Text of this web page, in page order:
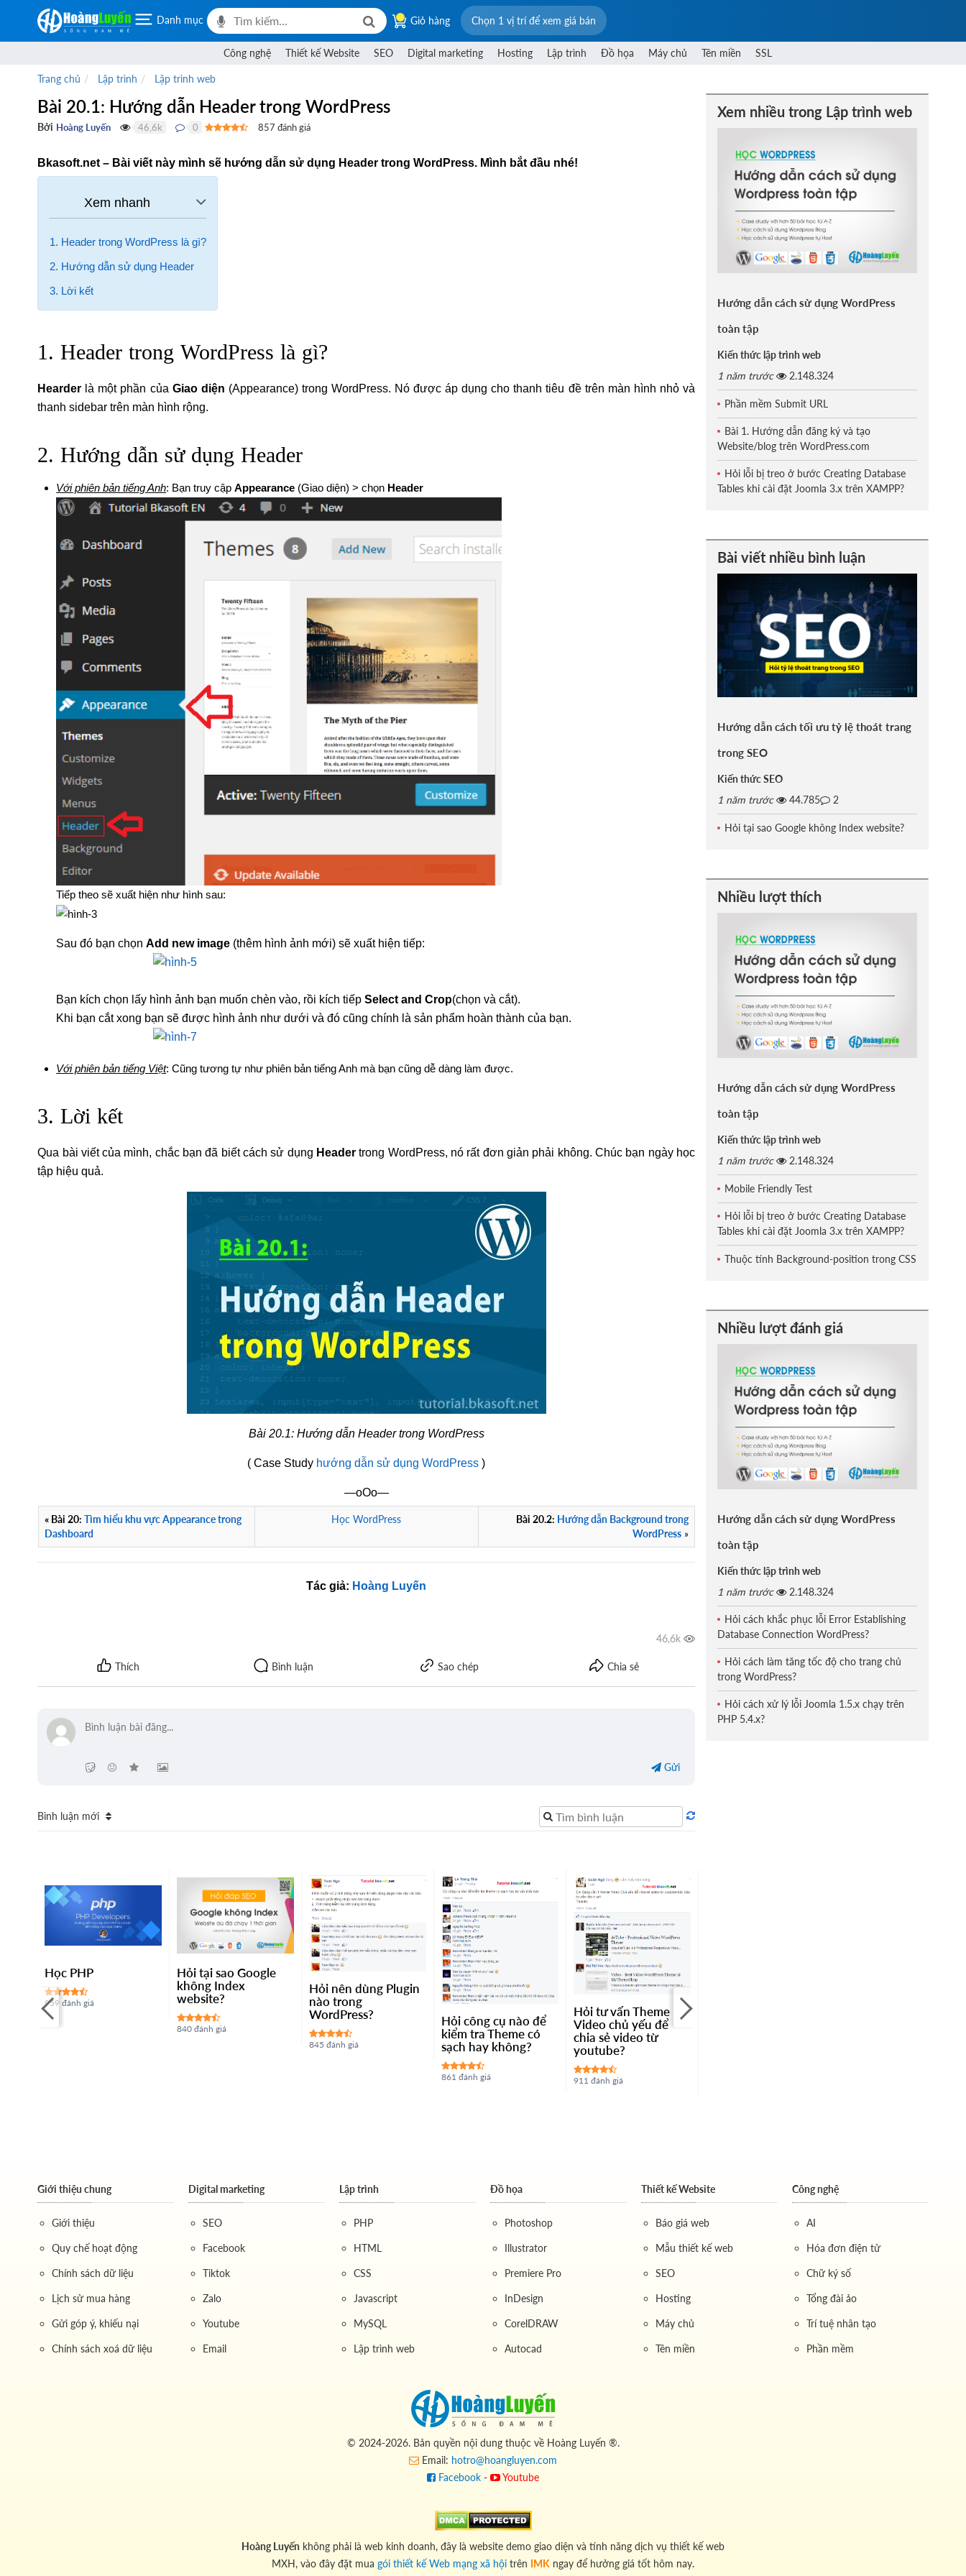
Danh mục Giỏ hàng Chọn 1 vị trí để xem giá bán
Công nghệ Thiết kế Website SEO Digital marketing Hosting Lập trình Đồ họa Máy chủ Tên miền SSL
Trang chủ Lập trình Lập trình web
Bài 20.1: Hướng dẫn Header trong WordPress
Bởi Hoàng Luyến 46,6k 0 857 đánh giá
Bkasoft.net – Bài viết này mình sẽ hướng dẫn sử dụng Header trong WordPress. Mình bắt đầu nhé!
1. Header trong WordPress là gì?
2. Hướng dẫn sử dụng Header
3. Lời kết
1. Header trong WordPress là gì?
Hearder là một phần của Giao diện (Appearance) trong WordPress. Nó được áp dụng cho thanh tiêu đề trên màn hình nhỏ và
thanh sidebar trên màn hình rộng.
2. Hướng dẫn sử dụng Header
Với phiên bản tiếng Anh: Bạn truy cậpAppearance (Giao diện) > chọn Header
Tiếp theo sẽ xuất hiện như hình sau:
Sau đó bạn chọnAdd new image (thêm hình ảnh mới) sẽ xuất hiện tiếp:
Bạn kích chọn lấy hình ảnh bạn muốn chèn vào, rồi kích tiếpSelect and Crop(chọn và cắt).
Khi bạn cắt xong bạn sẽ được hình ảnh như dưới và đó cũng chính là sản phẩm hoàn thành của bạn.
Với phiên bản tiếng Việt: Cũng tương tự như phiên bản tiếng Anh mà bạn cũng dễ dàng làm được.
3. Lời kết
Qua bài viết của mình, chắc bạn đã biết cách sử dụng Header trong WordPress, nó rất đơn giản phải không. Chúc bạn ngày học
tập hiệu quả.
Bài 20.1: Hướng dẫn Header trong WordPress
( Case Study hướng dẫn sử dụng WordPress )
—oOo—
« Bài 20: Tìm hiểu khu vực Appearance trong
Dashboard
Học WordPress Bài 20.2: Hướng dẫn Background trong
WordPress»
Tác giả: Hoàng Luyến
Gửi
Bình luận mới
Học PHP
959 đánh giá
Hỏi tại sao Google
không Index
website?
840 đánh giá
Hỏi nên dùng Plugin
nào trong
WordPress?
845 đánh giá
Hỏi công cụ nào để
kiểm tra Theme có
sạch hay không?
861 đánh giá
Hỏi tư vấn Theme
Video chủ yếu để
chia sẻ video từ
youtube?
911 đánh giá
Xem nhiều trong Lập trình web
Hướng dẫn cách sử dụng WordPress
toàn tập
Kiến thức lập trình web
1 năm trước
2.148.324
Phần mềm Submit URL
Bài 1. Hướng dẫn đăng ký và tạo
Website/blog trên WordPress.com
Hỏi lỗi bị treo ở bước Creating Database
Tables khi cài đặt Joomla 3.x trên XAMPP?
Bài viết nhiều bình luận
Hướng dẫn cách tối ưu tỷ lệ thoát trang
trong SEO
Kiến thức SEO
1 năm trước
44.785 2
Hỏi tại sao Google không Index website?
Nhiều lượt thích
Hướng dẫn cách sử dụng WordPress
toàn tập
Kiến thức lập trình web
1 năm trước
2.148.324
Mobile Friendly Test
Hỏi lỗi bị treo ở bước Creating Database
Tables khi cài đặt Joomla 3.x trên XAMPP?
Thuộc tính Background-position trong CSS
Nhiều lượt đánh giá
Hướng dẫn cách sử dụng WordPress
toàn tập
Kiến thức lập trình web
1 năm trước
2.148.324
Hỏi cách khắc phục lỗi Error Establishing
Database Connection WordPress?
Hỏi cách làm tăng tốc độ cho trang chủ
trong WordPress?
Hỏi cách xử lý lỗi Joomla 1.5.x chạy trên
PHP 5.4.x?
Giới thiệu chung
Giới thiệu
Quy chế hoạt động
Chính sách dữ liệu
Lịch sử mua hàng
Gửi góp ý, khiếu nại
Chính sách xoá dữ liệu
Digital marketing
SEO
Facebook
Tiktok
Zalo
Youtube
Email
Lập trình
PHP
HTML
CSS
Javascript
MySQL
Lập trình web
Đồ họa
Photoshop
Illustrator
Premiere Pro
InDesign
CorelDRAW
Autocad
Thiết kế Website
Báo giá web
Mẫu thiết kế web
SEO
Hosting
Máy chủ
Tên miền
Công nghệ
AI
Hóa đơn điện tử
Chữ ký số
Tổng đài ảo
Trí tuệ nhân tạo
Phần mềm
© 2024-2026. Bản quyền nội dung thuộc về Hoàng Luyến ®.
Email: hotro@hoangluyen.com
Facebook - Youtube
Hoàng Luyến không phải là web kinh doanh, đây là website demo giao diện và tính năng dịch vụ thiết kế web
MXH, vào đây đặt mua gói thiết kế Web mạng xã hội trên IMK ngay để hưởng giá tốt hôm nay.